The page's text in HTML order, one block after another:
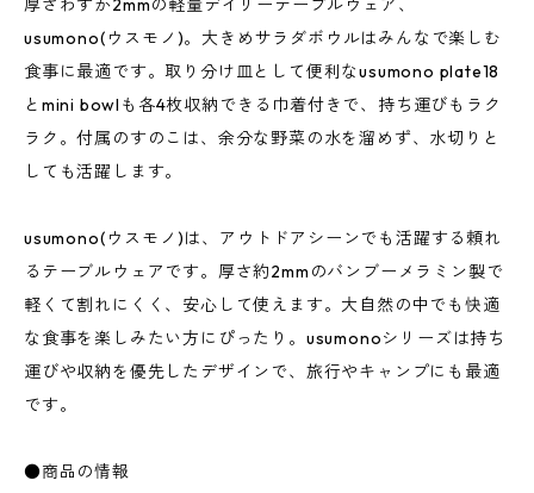
厚さわずか2mmの軽量デイリーテーブルウェア、
usumono(ウスモノ)。大きめサラダボウルはみんなで楽しむ
食事に最適です。取り分け皿として便利なusumono plate18
とmini bowlも各4枚収納できる巾着付きで、持ち運びもラク
ラク。付属のすのこは、余分な野菜の水を溜めず、水切りと
しても活躍します。
usumono(ウスモノ)は、アウトドアシーンでも活躍する頼れ
るテーブルウェアです。厚さ約2mmのバンブーメラミン製で
軽くて割れにくく、安心して使えます。大自然の中でも快適
な食事を楽しみたい方にぴったり。usumonoシリーズは持ち
運びや収納を優先したデザインで、旅行やキャンプにも最適
です。
●商品の情報